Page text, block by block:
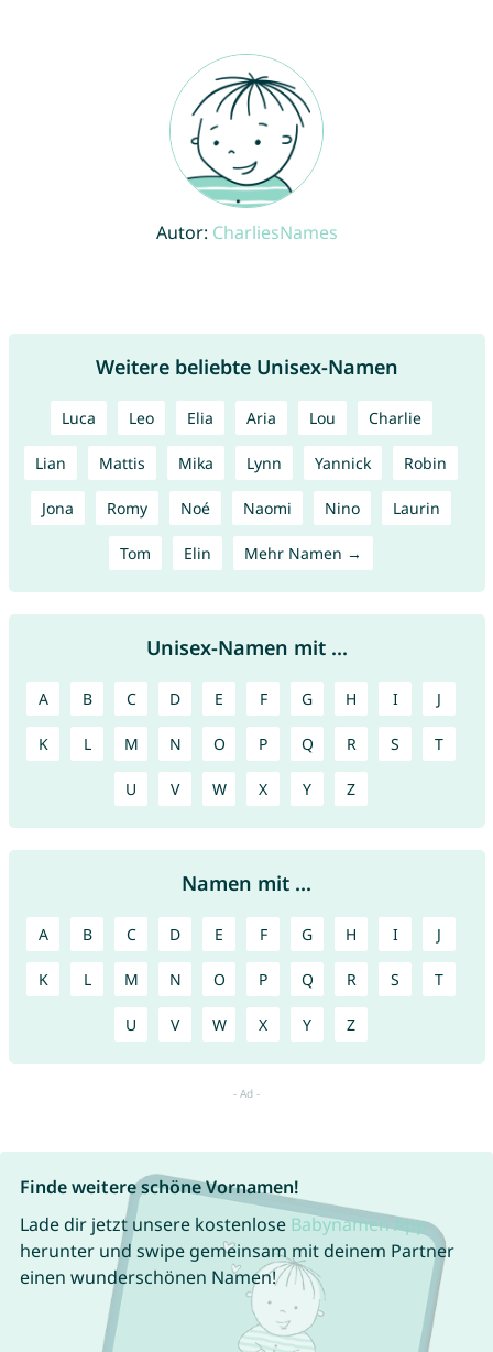
Autor: CharliesNames
Weitere beliebte Unisex-Namen
Luca Leo Elia Aria Lou Charlie
Lian Mattis Mika Lynn Yannick Robin
Jona Romy Noé Naomi Nino Laurin
Tom Elin Mehr Namen →
Unisex-Namen mit ...
A B C D E F G H I J
K L M N O P Q R S T
U V W X Y Z
Namen mit ...
A B C D E F G H I J
K L M N O P Q R S T
U V W X Y Z
Finde weitere schöne Vornamen!
Lade dir jetzt unsere kostenlose Babynamen App
herunter und swipe gemeinsam mit deinem Partner
einen wunderschönen Namen!